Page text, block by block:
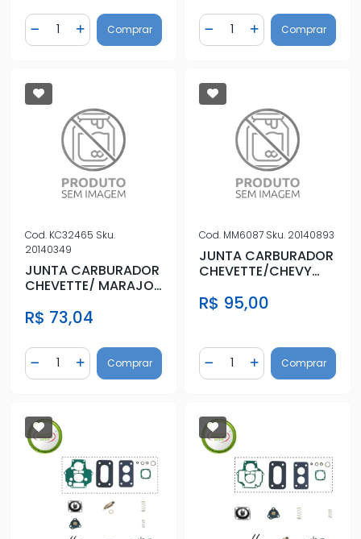
Diminuir Quantidade
Quantidade
Adicionar Quantidade
Comprar Diminuir Quantidade
Quantidade
AdicionarComprar
Cod. KC32465 Sku.
20140349
JUNTA CARBURADOR
CHEVETTE/ MARAJO
460 COMPL
R$ 73,04
Diminuir Quantidade
Quantidade
Adicionar Quantidade
Comprar
Cod. MM6087 Sku. 20140893
JUNTA CARBURADOR
CHEVETTE/CHEVY
92/
R$ 95,00
Diminuir Quantidade
Quantidade
AdicionarComprar